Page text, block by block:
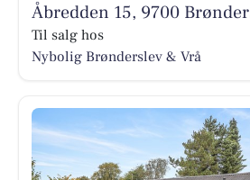
Åbredden 15, 9700
Til salg hos
Nybolig Brønderslev & Vrå